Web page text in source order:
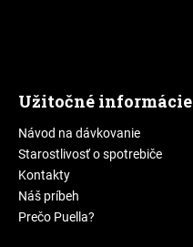
Užitočné informácie
Návod na dávkovanie
Starostlivosť o spotrebiče
Kontakty
Náš príbeh
Prečo Puella?